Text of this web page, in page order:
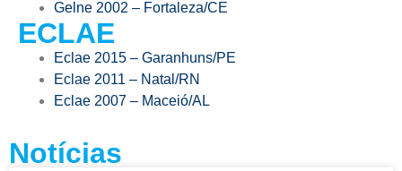
Gelne 2002 – Fortaleza/CE
ECLAE
Eclae 2015 – Garanhuns/PE
Eclae 2011 – Natal/RN
Eclae 2007 – Maceió/AL
Notícias